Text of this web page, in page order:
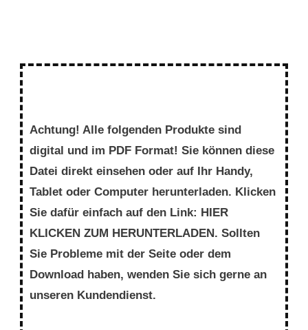
Achtung! Alle folgenden Produkte sind
digital und im PDF Format! Sie können diese
Datei direkt einsehen oder auf Ihr Handy,
Tablet oder Computer herunterladen. Klicken
Sie dafür einfach auf den Link: HIER
KLICKEN ZUM HERUNTERLADEN. Sollten
Sie Probleme mit der Seite oder dem
Download haben, wenden Sie sich gerne an
unseren Kundendienst.